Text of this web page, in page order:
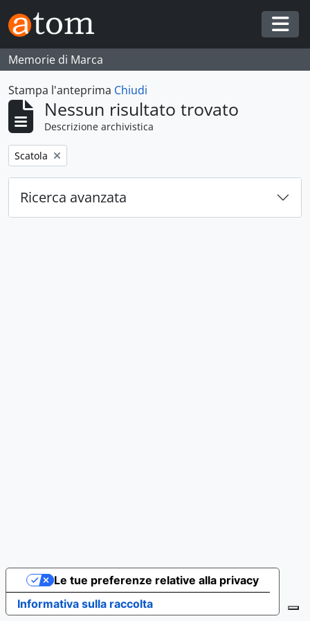
Skip to main content
Memorie di Marca
Stampa l'anteprima Chiudi
Nessun risultato trovato
Descrizione archivistica
Remove filter:
Scatola
Ricerca avanzata
Informativa sulla raccolta
Le tue preferenze relative alla privacy